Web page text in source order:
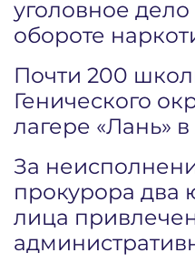
уголовное
обороте
Почти 200
Генического
лагере «Лань»
За
прокурора два
лица